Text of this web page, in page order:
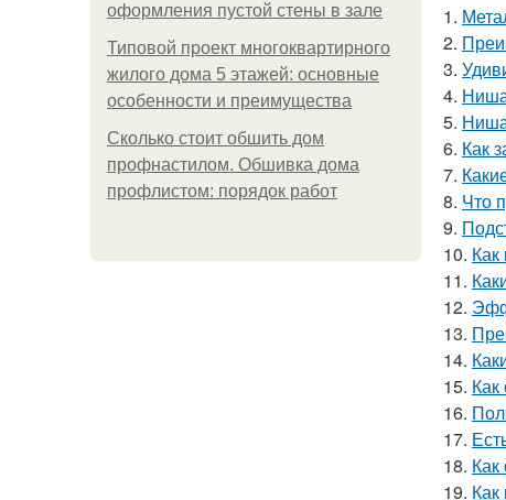
оформления пустой стены в зале
Типовой проект многоквартирного
жилого дома 5 этажей: основные
особенности и преимущества
Сколько стоит обшить дом
профнастилом. Обшивка дома
профлистом: порядок работ
1.
2.
3.
4.
5.
6. Как
7.
8. Что
9.
10.
11.
12.
13.
14.
15.
16.
17.
18.
19.